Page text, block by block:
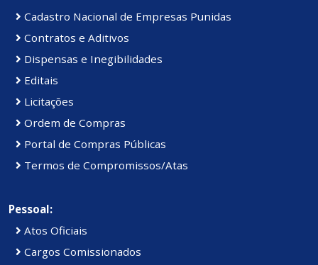
Cadastro Nacional de Empresas Punidas
Contratos e Aditivos
Dispensas e Inegibilidades
Editais
Licitações
Ordem de Compras
Portal de Compras Públicas
Termos de Compromissos/Atas
Pessoal:
Atos Oficiais
Cargos Comissionados